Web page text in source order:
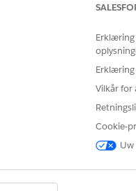
Erklæring
Vilkår for
Cookie-
Uw